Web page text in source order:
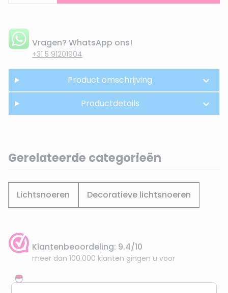
Vragen? WhatsApp ons!
+31 5 91201904
Product omschrijving
Productdetails
Gerelateerde categorieën
Lichtsnoeren Decoratieve lichtsnoeren
Klantenbeoordeling: 9.4/10
meer dan 100.000 klanten gingen u voor